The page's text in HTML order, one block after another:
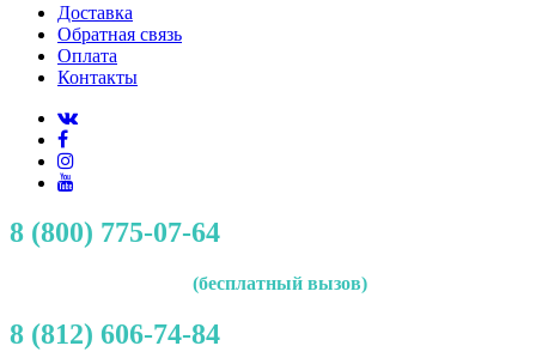
Доставка
Обратная связь
Оплата
Контакты
8 (800) 775-07-64
(бесплатный вызов)
8 (812) 606-74-84